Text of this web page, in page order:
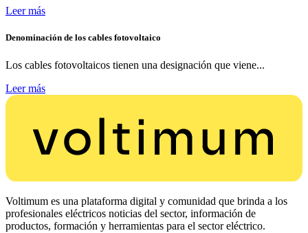
Leer más
Denominación de los cables fotovoltaico
Los cables fotovoltaicos tienen una designación que viene...
Leer más
Voltimum es una plataforma digital y comunidad que brinda a los
profesionales eléctricos noticias del sector, información de
productos, formación y herramientas para el sector eléctrico.